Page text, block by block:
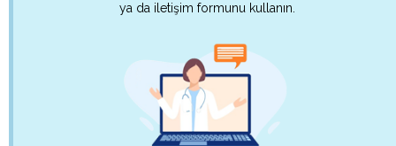
ya da iletişim formunu kullanın.